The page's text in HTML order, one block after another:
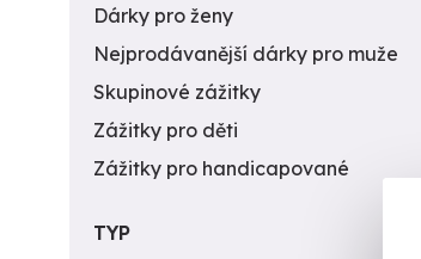
Dárky pro ženy
Nejprodávanější dárky pro muže
Skupinové zážitky
Zážitky pro děti
Zážitky pro handicapované
TYP